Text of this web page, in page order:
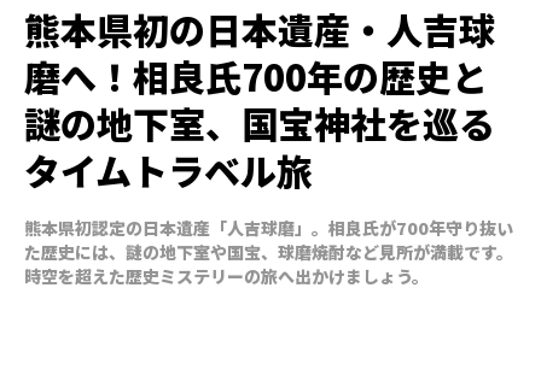
熊本県初の日本遺産・人吉球
磨へ！相良氏700年の歴史と
謎の地下室、国宝神社を巡る
タイムトラベル旅
熊本県初認定の日本遺産「人吉球磨」。相良氏が700年守り抜い
た歴史には、謎の地下室や国宝、球磨焼酎など見所が満載です。
時空を超えた歴史ミステリーの旅へ出かけましょう。